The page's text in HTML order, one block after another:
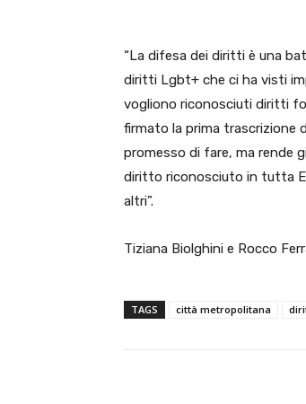
“La difesa dei diritti è una
diritti Lgbt+ che ci ha visti
vogliono riconosciuti diritti
firmato la prima trascrizione
promesso di fare, ma rende
diritto riconosciuto in tutta
altri”.
Tiziana Biolghini e Rocco
TAGS città metropolitana